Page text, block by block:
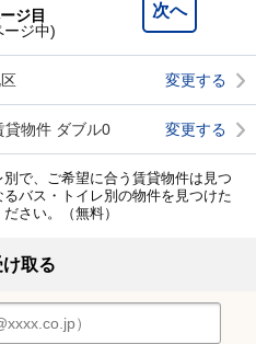
次へ
ジ目
ージ中)
変更する
貸物件 ダブル0 変更する
で、ご希望に合う賃貸物件は見つ
バス・トイレ別の物件を見つけた
さい。（無料）
取る